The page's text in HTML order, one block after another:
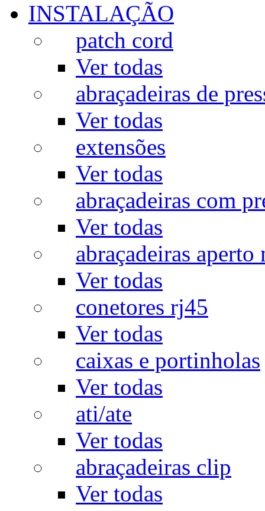
INSTALAÇÃO
patch cord
Ver todas
abraçadeiras de
Ver todas
extensões
Ver todas
abraçadeiras com
Ver todas
abraçadeiras aperto
Ver todas
conetores rj45
Ver todas
caixas e portinholas
Ver todas
ati/ate
Ver todas
abraçadeiras clip
Ver todas